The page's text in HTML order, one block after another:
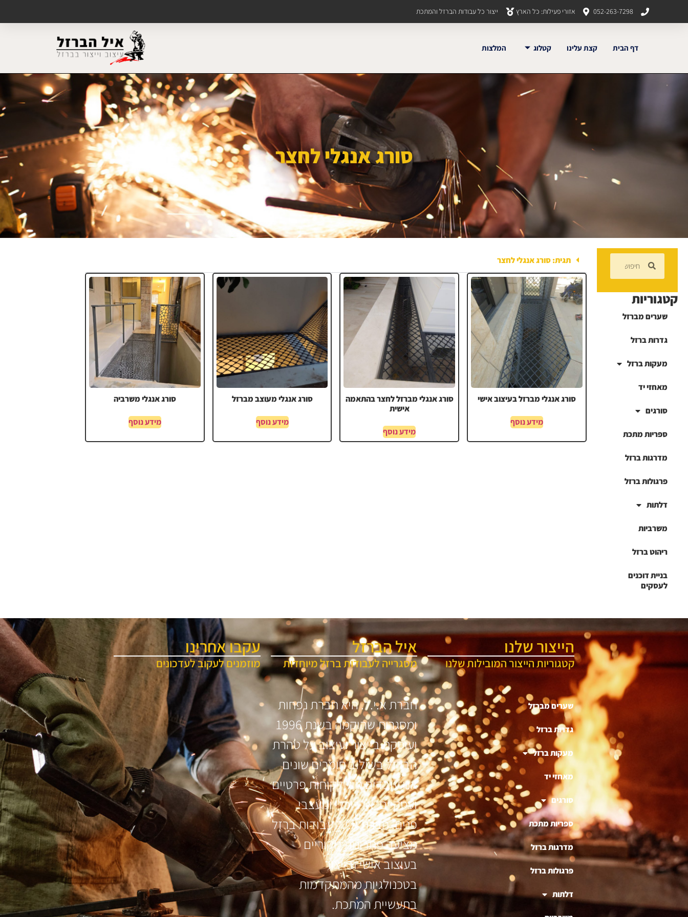
052-263-7298 אזורי פעילות: כל הארץ ייצור כל עבודות הברזל והמתכת
דף הבית קצת עלינו קטלוג המלצות
סורג אנגלי לחצר
קטגוריות
שערים מברזל
גדרות ברזל
מעקות ברזל
מאחזי יד
סורגים
ספריות מתכת
מדרגות ברזל
פרגולות ברזל
דלתות
משרביות
ריהוט ברזל
בניית דוכנים
לעסקים
תגית: סורג אנגלי לחצר
סורג אנגלי מברזל בעיצוב אישי
מידע נוסף
סורג אנגלי מברזל לחצר בהתאמה
אישית
מידע נוסף
סורג אנגלי מעוצב מברזל
מידע נוסף
סורג אנגלי משרביה
מידע נוסף
הייצור שלנו
קטגוריות הייצור המובילות שלנו
שערים מברזל
גדרות ברזל
מעקות ברזל
מאחזי יד
סורגים
ספריות מתכת
מדרגות ברזל
פרגולות ברזל
דלתות
איל הברזל
מסגרייה לעבודות ברזל מיוחדות
חברת א.י.ל. היא חברת נפחות
ומסגרות שהוקמה בשנת 1996
ועוסקת בייצור ועיצוב על טהרת
הברזל בשילוב חומרים שונים
אנו עובדים מול לקוחות פרטיים
ועסקיים, אדריכלי ומעצבי
פנים. חברת א.י.ל עבודות ברזל
מציעה פתרונות מקוריים
בעיצוב אישי ובייצור
בטכנולגיות מהמתקדמות
בתעשיית המתכת.
עקבו אחרינו
מוזמנים לעקוב לעדכונים